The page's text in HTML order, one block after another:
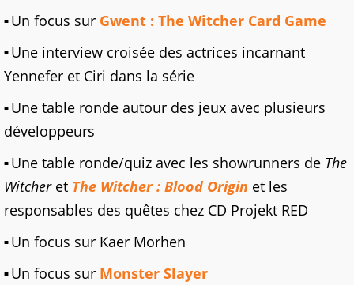
Un focus sur Gwent : The Witcher Card Game
Une interview croisée des actrices incarnant
Yennefer et Ciri dans la série
Une table ronde autour des jeux avec plusieurs
développeurs
Une table ronde/quiz avec les showrunners de The
Witcheret The Witcher : Blood Origin et les
responsables des quêtes chez CD Projekt RED
Un focus sur Kaer Morhen
Un focus sur Monster Slayer